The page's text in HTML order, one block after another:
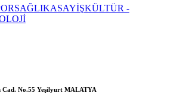
SAĞLIKASAYİŞKÜLTÜR -
No.55 Yeşilyurt MALATYA